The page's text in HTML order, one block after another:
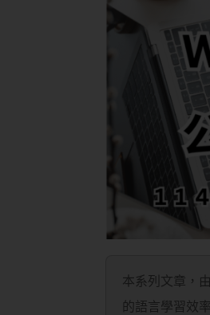
本系列文章，
的語言學習效